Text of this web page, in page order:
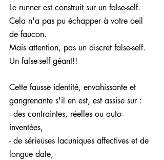
Le runner est construit sur un false-self.
Cela n'a pas pu échapper à votre oeil
de faucon.
Mais attention, pas un discret false-self.
Un false-self géant!!
Cette fausse identité, envahissante et
gangrenante s'il en est, est assise sur :
- des contraintes, réelles ou auto-
inventées,
- de sérieuses lacuniques affectives et de
longue date,